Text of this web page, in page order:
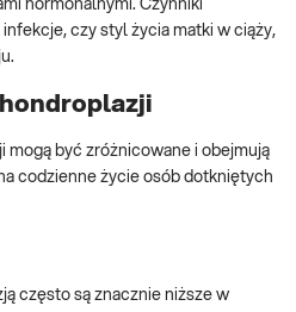
hormonalnymi. Czynniki
czy styl życia matki w ciąży,
mogą być zróżnicowane i obejmują
codzienne życie osób dotkniętych
często są znacznie niższe w